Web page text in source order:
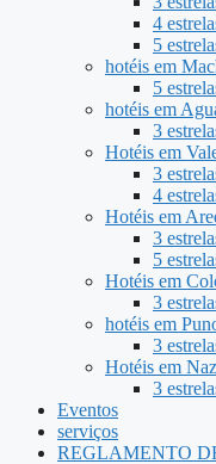
4
5
hotéis em
5
hotéis em
3
Hotéis em
3
4
Hotéis em
3
5
Hotéis em
3
hotéis em
3
Hotéis em
3
Eventos
serviços
REGLAMENTO